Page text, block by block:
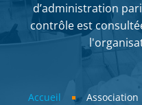
d’administration
contrôle est
Fil d'Ariane
Accueil Association